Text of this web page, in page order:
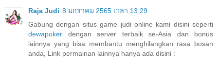
Raja Judi 8 มกราคม 2565 เวลา 13:29
Gabung dengan situs game judi online kami disini seperti
dewapoker dengan server terbaik se-Asia dan bonus
lainnya yang bisa membantu menghilangkan rasa bosan
anda, Link permainan lainnya hanya ada disini :